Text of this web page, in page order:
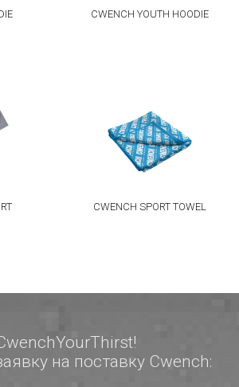
CWENCH YOUTH HOODIE
CWENCH SPORT TOWEL
на поставку Cwench: